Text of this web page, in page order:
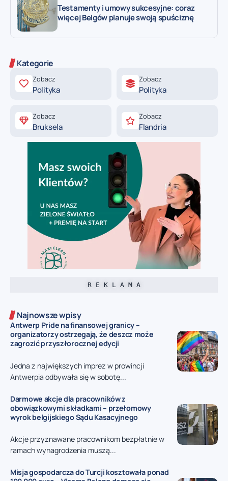
Testamenty i umowy sukcesyjne: coraz
więcej Belgów planuje swoją spuściznę
Kategorie
Zobacz
Polityka
Zobacz
Polityka
Zobacz
Bruksela
Zobacz
Flandria
R E K L A M A
Najnowsze wpisy
Antwerp Pride na finansowej granicy –
organizatorzy ostrzegają, że deszcz może
zagrozić przyszłorocznej edycji
Jedna z największych imprez w prowincji
Antwerpia odbywała się w sobotę...
Darmowe akcje dla pracowników z
obowiązkowymi składkami – przełomowy
wyrok belgijskiego Sądu Kasacyjnego
Akcje przyznawane pracownikom bezpłatnie w
ramach wynagrodzenia muszą...
Misja gospodarcza do Turcji kosztowała ponad